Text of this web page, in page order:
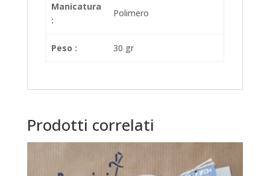
Manicatura
:
Polimero
Peso : 30 gr
Prodotti correlati